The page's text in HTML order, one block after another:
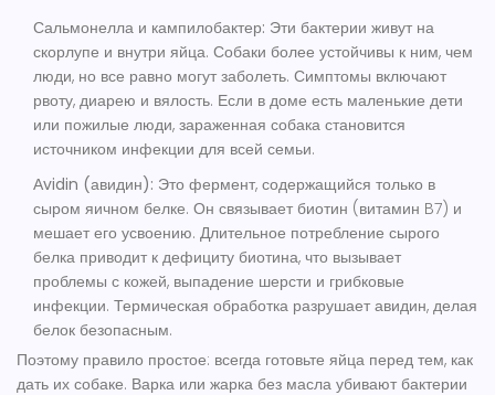
Сальмонелла и кампилобактер: Эти бактерии живут на
скорлупе и внутри яйца. Собаки более устойчивы к ним, чем
люди, но все равно могут заболеть. Симптомы включают
рвоту, диарею и вялость. Если в доме есть маленькие дети
или пожилые люди, зараженная собака становится
источником инфекции для всей семьи.
Аvidin (авидин): Это фермент, содержащийся только в
сыром яичном белке. Он связывает биотин (витамин B7) и
мешает его усвоению. Длительное потребление сырого
белка приводит к дефициту биотина, что вызывает
проблемы с кожей, выпадение шерсти и грибковые
инфекции. Термическая обработка разрушает авидин, делая
белок безопасным.
Поэтому правило простое: всегда готовьте яйца перед тем, как
дать их собаке. Варка или жарка без масла убивают бактерии